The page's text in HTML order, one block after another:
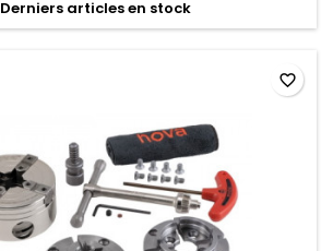
Derniers articles en stock
favorite_border